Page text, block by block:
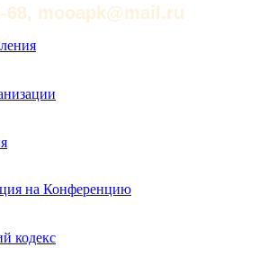
68, mooapk@mail.ru
на Конференцию
кодекс